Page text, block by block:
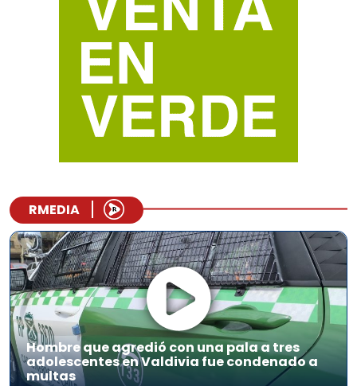
RMEDIA
Hombre que agredió con una pala a tres
adolescentes en Valdivia fue condenado a
multas